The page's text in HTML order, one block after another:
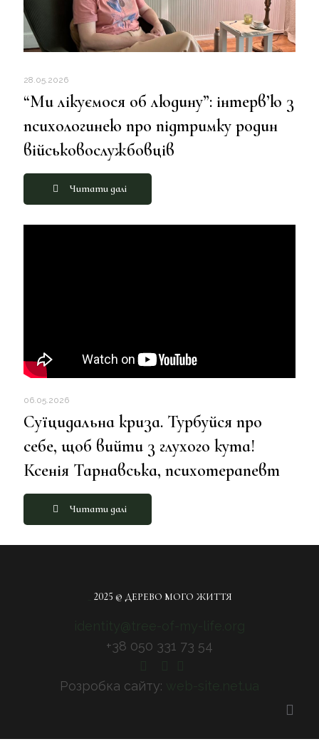
28.05.2026
“Ми лікуємося об людину”: інтерв’ю з
психологинею про підтримку родин
військовослужбовців
Читати далі
06.05.2026
Суїцидальна криза. Турбуйся про
себе, щоб вийти з глухого кута!
Ксенія Тарнавська, психотерапевт
Читати далі
2025 © ДЕРЕВО МОГО ЖИТТЯ
+38 050 331 73 54
Розробка сайту: